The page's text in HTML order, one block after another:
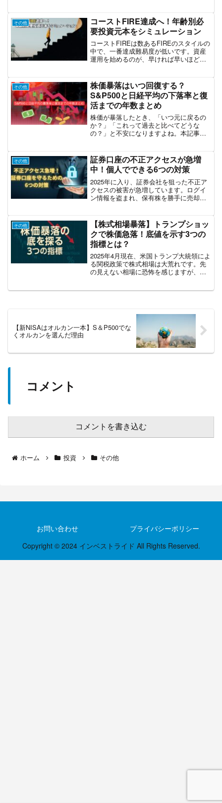
ころ、「すでにコーストFIREは達成でき
ているのでは？」...
その他
コーストFIRE達成へ！年齢別必
要投資元本をシミュレーション
コーストFIREは数あるFIREのスタイルの
中で、一番達成難易度が低いです。資産
運用を始めるのが、早ければ早いほどコ
老後、3,000万円を目標額とする現実的な
シ...
その他
株価暴落はいつ回復する？
S&P500と日経平均の下落率と復
活までの年数まとめ
株価が暴落したとき、「いつ元に戻るの
か？」「これって過去と比べてどうな
の？」と不安になりますよね。本記事で
めました。リーマンショックやITバブ
ル、そしてコロナショッ...
その他
証券口座の不正アクセスが急増
中！個人でできる6つの対策
2025年に入り、証券会社を狙った不正ア
クセスの被害が急増しています。ログイ
ン情報を盗まれ、保有株を勝手に売却さ
せんが、決して他人事とは思えません。
この記事では、現在の...
その他
【株式相場暴落】トランプショッ
クで株価急落！底値を示す3つの
指標とは？
2025年4月現在、米国トランプ大統領によ
る関税政策で株式相場は大荒れです。先
の見えない相場に恐怖を感じますが、株
【新NISAはオルカン一本】S＆P500でな
くオルカンを選んだ理由
コメント
コメントを書き込む
ホーム 投資 その他
お問い合わせ
プライバシーポリシー
Copyright © 2024 インベストライド All Rights Reserved.